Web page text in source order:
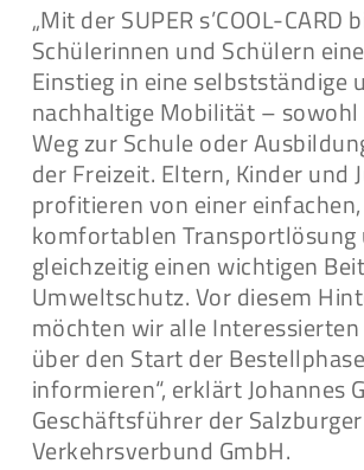
„Mit der SUPER s’COOL-CARD
Schülerinnen und Schülern
Einstieg in eine selbstständige
nachhaltige Mobilität – sowohl
Weg zur Schule oder
der Freizeit. Eltern, Kinder und
profitieren von einer einfachen,
komfortablen Transportlösung
gleichzeitig einen wichtigen
Umweltschutz. Vor diesem
möchten wir alle
über den Start der Bestellphase
informieren“, erklärt Johannes
Geschäftsführer der Salzburger
Verkehrsverbund GmbH.